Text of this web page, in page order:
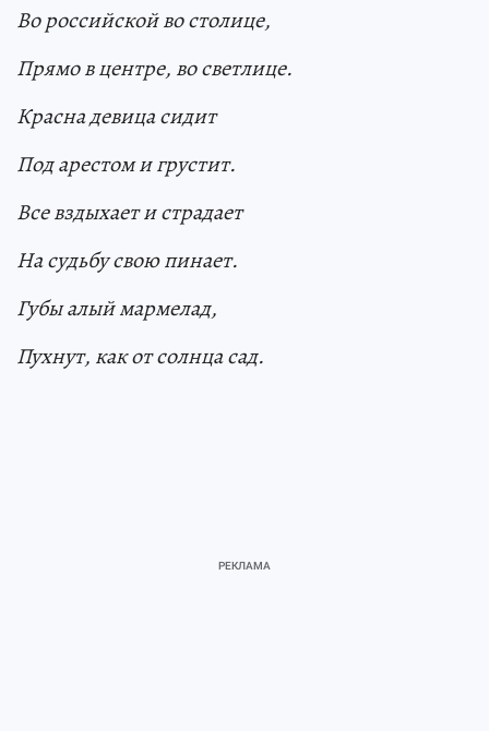
Во российской во столице,
Прямо в центре, во светлице.
Красна девица сидит
Под арестом и грустит.
Все вздыхает и страдает
На судьбу свою пинает.
Губы алый мармелад,
Пухнут, как от солнца сад.